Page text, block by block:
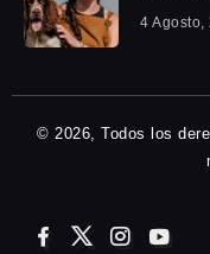
4 Agosto,
© 2026, Todos los